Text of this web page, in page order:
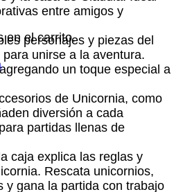
en el carrito.